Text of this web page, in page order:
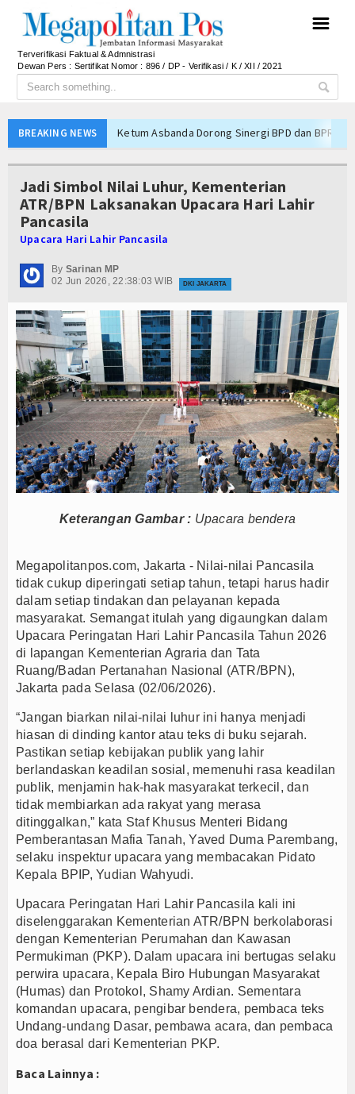
☰
Terverifikasi Faktual & Admnistrasi
Dewan Pers : Sertifikat Nomor : 896 / DP - Verifikasi / K / XII / 2021
BREAKING NEWS
Ketum Asbanda Dorong Sinergi BPD dan BPR
Mensos Gus Ipul Minta Pejabat Baru Fokus
PTPN I Percepat Optimalisasi Aset, Siapkan
Perkuat Tata Kelola Pemerintahan dan
Elim Tyu Samba Dampingi Ketua MPR RI Ziarah
Majalengka Siaga Narkoba, UNMA dan Bupati
Ketum Asbanda Tekankan KUB Bukan Cuma
Ketum Asbanda Dorong Sinergi BPD dan BPR
Hari Jadi Kabupaten Blitar ke-702 Pisowanan
Jejak Narkoba di Majalengka Terkuak, Polisi
Mensos Gus Ipul Minta Pejabat Baru Fokus
Kinerja BNI Melesat, Transformasi Digital dan
PTPN I Percepat Optimalisasi Aset, Siapkan
Perkuat Tata Kelola Pemerintahan dan
Elim Tyu Samba Dampingi Ketua MPR RI Ziarah
Ketum Asbanda Dorong Sinergi BPD dan BPR
Hari Jadi Kabupaten Blitar ke-702 Pisowanan
Jejak Narkoba di Majalengka Terkuak, Polisi
Mensos Gus Ipul Minta Pejabat Baru Fokus
Kinerja BNI Melesat, Transformasi Digital dan
PTPN I Percepat Optimalisasi Aset, Siapkan
Perkuat Tata Kelola Pemerintahan dan
Elim Tyu Samba Dampingi Ketua MPR RI Ziarah
Majalengka Siaga Narkoba, UNMA dan Bupati
Ketum Asbanda Tekankan KUB Bukan Cuma
Jadi Simbol Nilai Luhur, Kementerian
ATR/BPN Laksanakan Upacara Hari Lahir
Pancasila
Upacara Hari Lahir Pancasila
By Sarinan MP
02 Jun 2026, 22:38:03 WIB
DKI JAKARTA
Keterangan Gambar : Upacara bendera
Megapolitanpos.com, Jakarta - Nilai-nilai Pancasila
tidak cukup diperingati setiap tahun, tetapi harus hadir
dalam setiap tindakan dan pelayanan kepada
masyarakat. Semangat itulah yang digaungkan dalam
Upacara Peringatan Hari Lahir Pancasila Tahun 2026
di lapangan Kementerian Agraria dan Tata
Ruang/Badan Pertanahan Nasional (ATR/BPN),
Jakarta pada Selasa (02/06/2026).
“Jangan biarkan nilai-nilai luhur ini hanya menjadi
hiasan di dinding kantor atau teks di buku sejarah.
Pastikan setiap kebijakan publik yang lahir
berlandaskan keadilan sosial, memenuhi rasa keadilan
publik, menjamin hak-hak masyarakat terkecil, dan
tidak membiarkan ada rakyat yang merasa
ditinggalkan,” kata Staf Khusus Menteri Bidang
Pemberantasan Mafia Tanah, Yaved Duma Parembang,
selaku inspektur upacara yang membacakan Pidato
Kepala BPIP, Yudian Wahyudi.
Upacara Peringatan Hari Lahir Pancasila kali ini
diselenggarakan Kementerian ATR/BPN berkolaborasi
dengan Kementerian Perumahan dan Kawasan
Permukiman (PKP). Dalam upacara ini bertugas selaku
perwira upacara, Kepala Biro Hubungan Masyarakat
(Humas) dan Protokol, Shamy Ardian. Sementara
komandan upacara, pengibar bendera, pembaca teks
Undang-undang Dasar, pembawa acara, dan pembaca
doa berasal dari Kementerian PKP.
Baca Lainnya :